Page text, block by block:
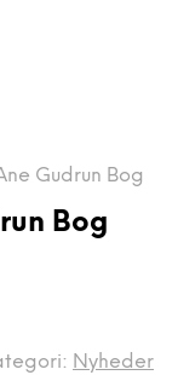
Gudrun Bog
Bog
Nyheder